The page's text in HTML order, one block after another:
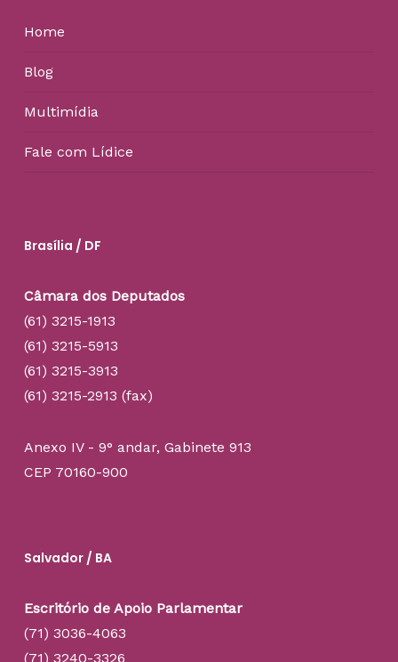
Home
Blog
Multimídia
Fale com Lídice
Brasília / DF
Câmara dos Deputados
(61) 3215-1913
(61) 3215-5913
(61) 3215-3913
(61) 3215-2913 (fax)
Anexo IV - 9° andar, Gabinete 913
CEP 70160-900
Salvador / BA
Escritório de Apoio Parlamentar
(71) 3036-4063
(71) 3240-3326